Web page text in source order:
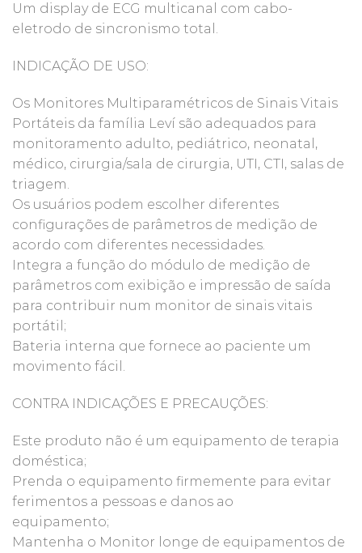
Um display de ECG multicanal com cabo-
eletrodo de sincronismo total.
INDICAÇÃO DE USO:
Os Monitores Multiparamétricos de Sinais Vitais
Portáteis da família Leví são adequados para
monitoramento adulto, pediátrico, neonatal,
médico, cirurgia/sala de cirurgia, UTI, CTI, salas de
triagem.
Os usuários podem escolher diferentes
configurações de parâmetros de medição de
acordo com diferentes necessidades.
Integra a função do módulo de medição de
parâmetros com exibição e impressão de saída
para contribuir num monitor de sinais vitais
portátil;
Bateria interna que fornece ao paciente um
movimento fácil.
CONTRA INDICAÇÕES E PRECAUÇÕES:
Este produto não é um equipamento de terapia
doméstica;
Prenda o equipamento firmemente para evitar
ferimentos a pessoas e danos ao
equipamento;
Mantenha o Monitor longe de equipamentos de